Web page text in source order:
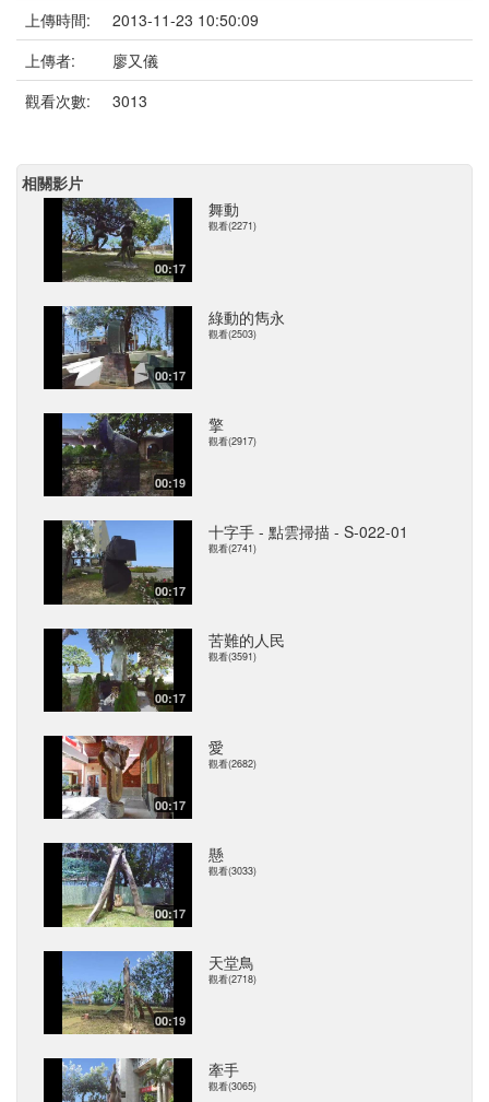
上傳時間:
2013-11-23 10:50:09
上傳者:
廖又儀
觀看次數:
3013
相關影片
00:17
舞動
觀看(2271)
00:17
綠動的雋永
觀看(2503)
00:19
擎
觀看(2917)
00:17
十字手 - 點雲掃描 - S-022-01
觀看(2741)
00:17
苦難的人民
觀看(3591)
00:17
愛
觀看(2682)
00:17
懸
觀看(3033)
00:19
天堂鳥
觀看(2718)
牽手
觀看(3065)